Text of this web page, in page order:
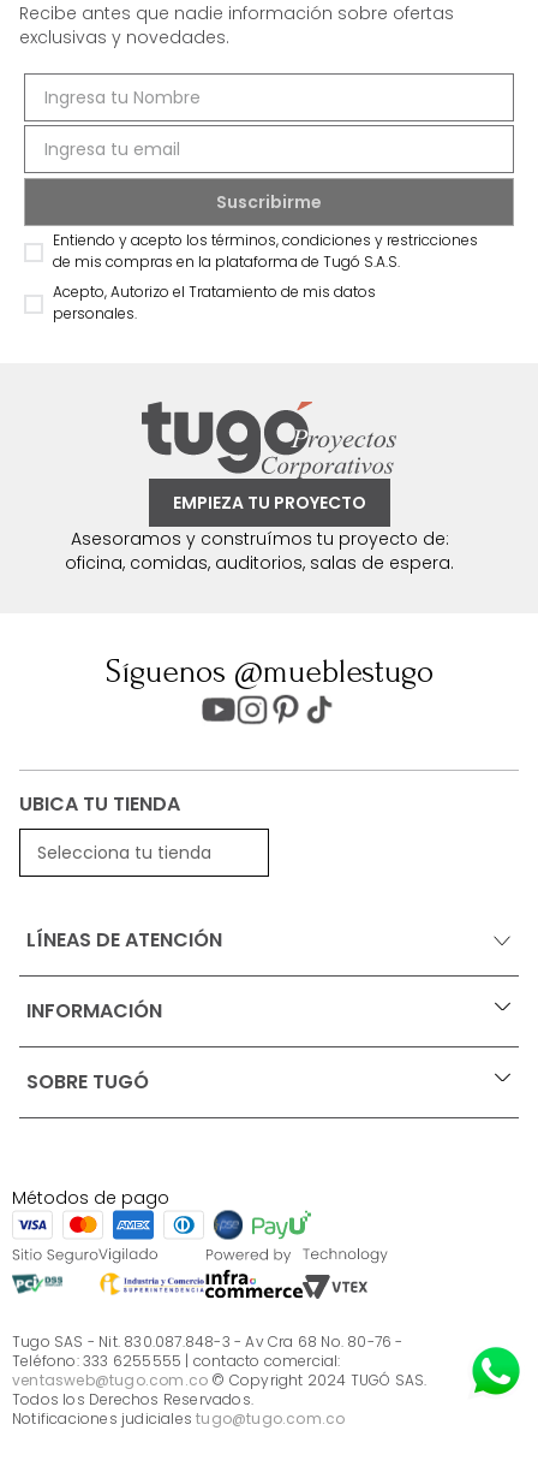
Recibe antes que nadie información sobre ofertas
exclusivas y novedades.
Entiendo y acepto los términos, condiciones y restricciones
de mis compras en la plataforma de Tugó S.A.S.
Acepto, Autorizo el Tratamiento de mis datos
personales.
EMPIEZA TU PROYECTO
Asesoramos y construímos tu proyecto de:
oficina, comidas, auditorios, salas de espera.
Síguenos @mueblestugo
UBICA TU TIENDA
Selecciona tu tienda
LÍNEAS DE ATENCIÓN
INFORMACIÓN +
Ofertas vigentes
Términos, condiciones y restricciones para productos
S.A.S
Términos, condiciones y restricciones Tugó S.A.S
Instructivo cuidado de muebles
Sé parte de Tugó
¿Quiénes somos?
Servicio al cliente
SOBRE TUGÓ +
¿Quieres vender en Tugó?
Métodos de pago
Tugo SAS - Nit. 830.087.848-3 - Av Cra 68 No. 80-76 -
Teléfono: 333 6255555 | contacto comercial:
ventasweb@tugo.com.co © Copyright 2024 TUGÓ SAS.
Todos los Derechos Reservados.
Notificaciones judicialestugo@tugo.com.co